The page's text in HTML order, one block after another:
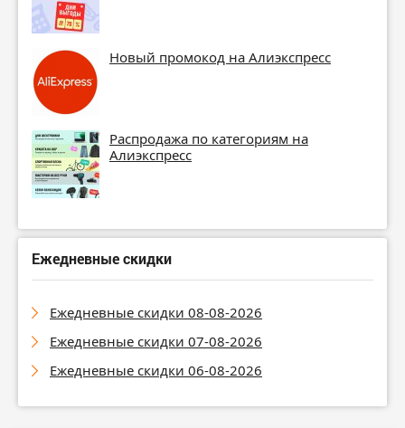
Новый промокод на Алиэкспресс
Распродажа по категориям на
Алиэкспресс
Ежедневные скидки
Ежедневные скидки 08-08-2026
Ежедневные скидки 07-08-2026
Ежедневные скидки 06-08-2026